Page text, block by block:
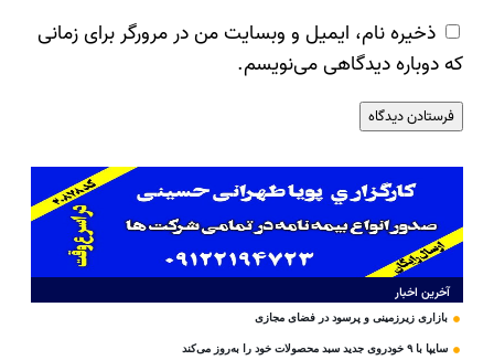
ذخیره نام، ایمیل و وبسایت من در مرورگر برای زمانی
که دوباره دیدگاهی می‌نویسم.
آخرین اخبار
بازاری زیرزمینی و پرسود در فضای مجازی
سایپا با ۹ خودروی جدید سبد محصولات خود را به‌روز می‌کند